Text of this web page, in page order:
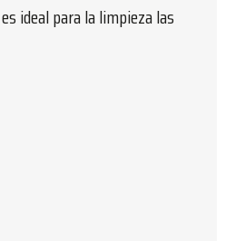
ideal para la limpieza las